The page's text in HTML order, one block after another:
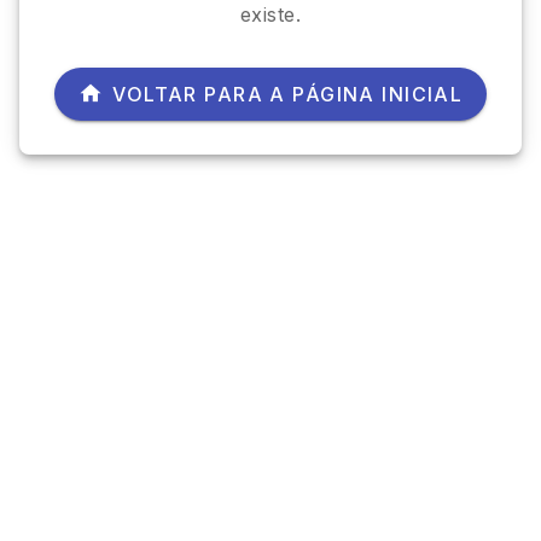
existe.
VOLTAR PARA A PÁGINA INICIAL